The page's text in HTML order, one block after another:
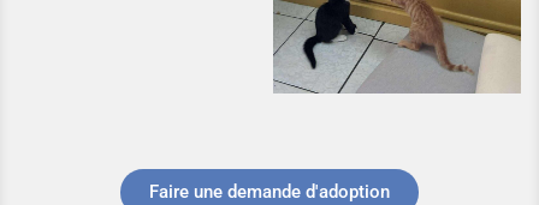
Faire une demande d'adoption